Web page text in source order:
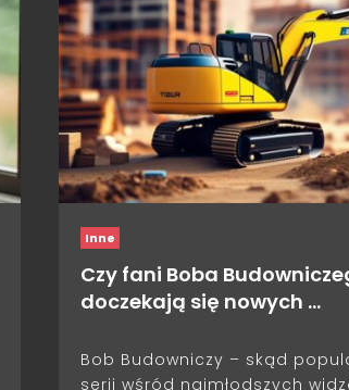
Inne
Czy fani Boba
doczekają się nowych …
Bob Budowniczy – skąd
serii wśród najmłodszych